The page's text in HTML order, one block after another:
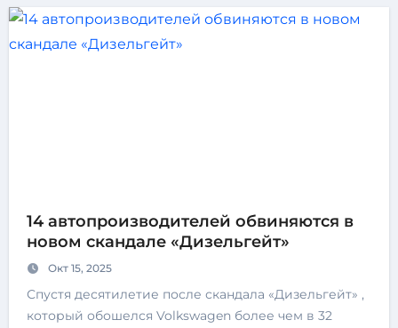
14 автопроизводителей обвиняются в
новом скандале «Дизельгейт»
Окт 15, 2025
Спустя десятилетие после скандала «Дизельгейт» ,
который обошелся Volkswagen более чем в 32